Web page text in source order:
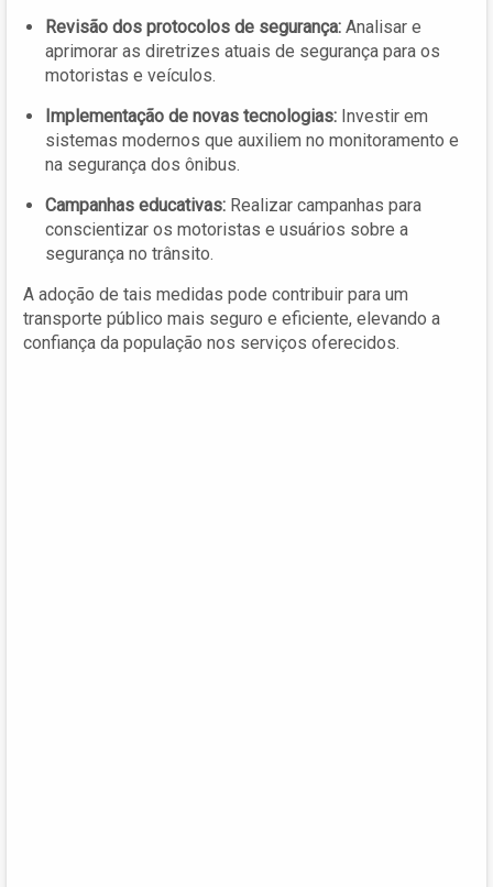
Revisão dos protocolos de segurança: Analisar e
aprimorar as diretrizes atuais de segurança para os
motoristas e veículos.
Implementação de novas tecnologias: Investir em
sistemas modernos que auxiliem no monitoramento e
na segurança dos ônibus.
Campanhas educativas: Realizar campanhas para
conscientizar os motoristas e usuários sobre a
segurança no trânsito.
A adoção de tais medidas pode contribuir para um
transporte público mais seguro e eficiente, elevando a
confiança da população nos serviços oferecidos.